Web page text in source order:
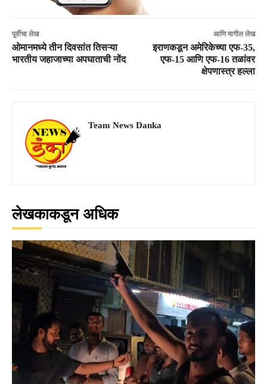
पूर्वीचा लेख
ओमानमध्ये तीन दिवसांत तिसऱ्या
भारतीय जहाजाच्या अपघाताची नोंद
आणि मागील लेख
इराणकडून अमेरिकेच्या एफ-35,
एफ-15 आणि एफ-16 तळांवर
क्षेपणास्त्र हल्ला
Team News Danka
लेखकाकडून अधिक